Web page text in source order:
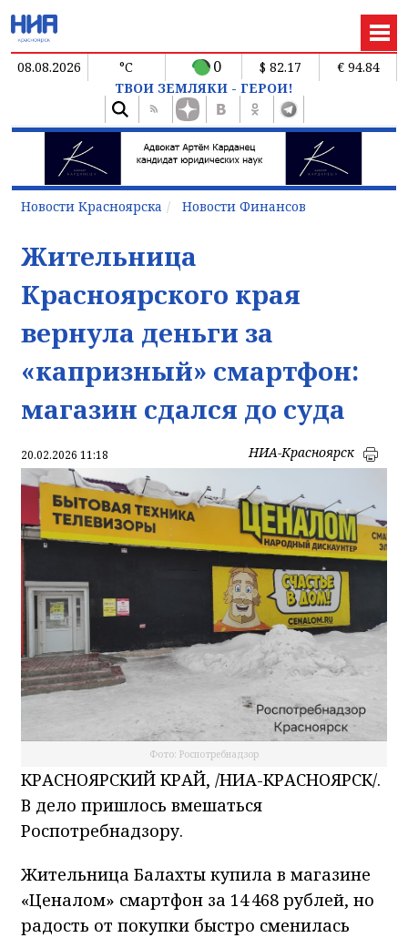
08.08.2026 °C 0 $ 82.17
€ 94.84
ТВОИ ЗЕМЛЯКИ - ГЕРОИ!
Новости Красноярска Новости Финансов
Жительница
Красноярского края
вернула деньги за
«капризный» смартфон:
магазин сдался до суда
20.02.2026 11:18 НИА-Красноярск
Фото: Роспотребнадзор
КРАСНОЯРСКИЙ КРАЙ, /НИА-КРАСНОЯРСК/.
В дело пришлось вмешаться
Роспотребнадзору.
Жительница Балахты купила в магазине
«Ценалом» смартфон за 14 468 рублей, но
радость от покупки быстро сменилась